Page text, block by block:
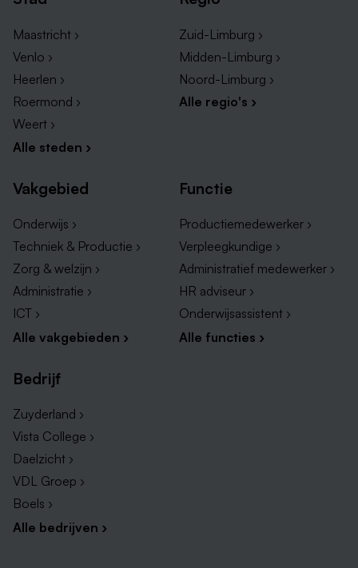
netwerk. Je werkt methodisch aan doelen op het
gebied van ADL, sociale vaardigheden, dagstructuur
en eigen regie.
Binnen jouw werk staat de zorgvisie van Life by Five
keuzes en het vormgeven van hun eigen
dagindeling.
Vaardigheden – Je ondersteunt bij het behouden
én ontwikkelen van praktische en sociale
vaardigheden.
betrokkenheid en verbinding, zowel binnen als
buiten de woongroep.
welzijn en biedt waar nodig emotionele
ondersteuning.
Een fijne omgeving – Je draagt bij aan een
stabiele, warme en veilige woonplek waar
iedereen zich thuis kan voelen.
Samen met je collega’s bouw je aan een vertrouwde
leefomgeving waarin cliënten zich kunnen ontwikkelen
Maastricht ›
Venlo ›
Heerlen ›
Roermond ›
Weert ›
Alle steden ›
Zuid-Limburg ›
Midden-Limburg ›
Noord-Limburg ›
Alle regio's ›
Vakgebied
Onderwijs ›
Techniek & Productie ›
Zorg & welzijn ›
Administratie ›
ICT ›
Alle vakgebieden ›
Functie
Productiemedewerker ›
Verpleegkundige ›
Administratief medewerker ›
HR adviseur ›
Onderwijsassistent ›
Alle functies ›
Bedrijf
Zuyderland ›
Vista College ›
Daelzicht ›
VDL Groep ›
Boels ›
Alle bedrijven ›